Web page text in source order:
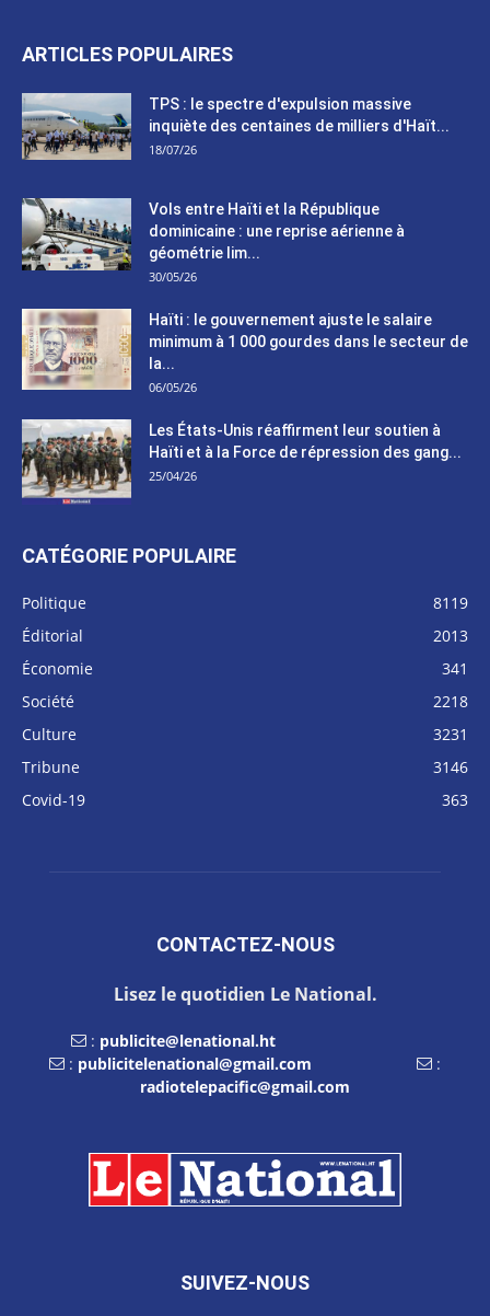
ARTICLES POPULAIRES
TPS : le spectre d'expulsion massive
inquiète des centaines de milliers d'Haït...
18/07/26
Vols entre Haïti et la République
dominicaine : une reprise aérienne à
géométrie lim...
30/05/26
Haïti : le gouvernement ajuste le salaire
minimum à 1 000 gourdes dans le secteur de
la...
06/05/26
Les États-Unis réaffirment leur soutien à
Haïti et à la Force de répression des gang...
25/04/26
CATÉGORIE POPULAIRE
Politique
8119
Éditorial
2013
Économie
341
Société
2218
Culture
3231
Tribune
3146
Covid-19
363
CONTACTEZ-NOUS
Lisez le quotidien Le National.
: publicite@lenational.ht
: publicitelenational@gmail.com
:
radiotelepacific@gmail.com
SUIVEZ-NOUS